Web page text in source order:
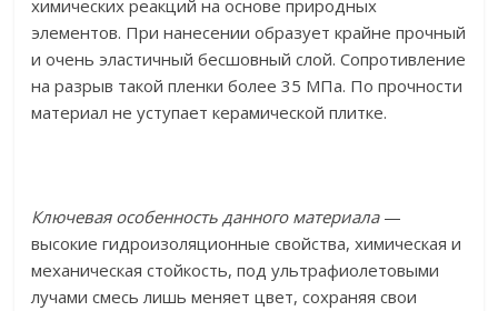
химических реакций на основе природных
элементов. При нанесении образует крайне прочный
и очень эластичный бесшовный слой. Сопротивление
на разрыв такой пленки более 35 МПа. По прочности
материал не уступает керамической плитке.
Ключевая особенность данного материала—
высокие гидроизоляционные свойства, химическая и
механическая стойкость, под ультрафиолетовыми
лучами смесь лишь меняет цвет, сохраняя свои